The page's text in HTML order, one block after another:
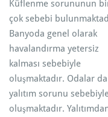
Küflenme sorununun
çok sebebi
Banyoda genel olarak
havalandırma yetersiz
kalması sebebiyle
oluşmaktadır. Odalar
yalıtım sorunu
oluşmaktadır.